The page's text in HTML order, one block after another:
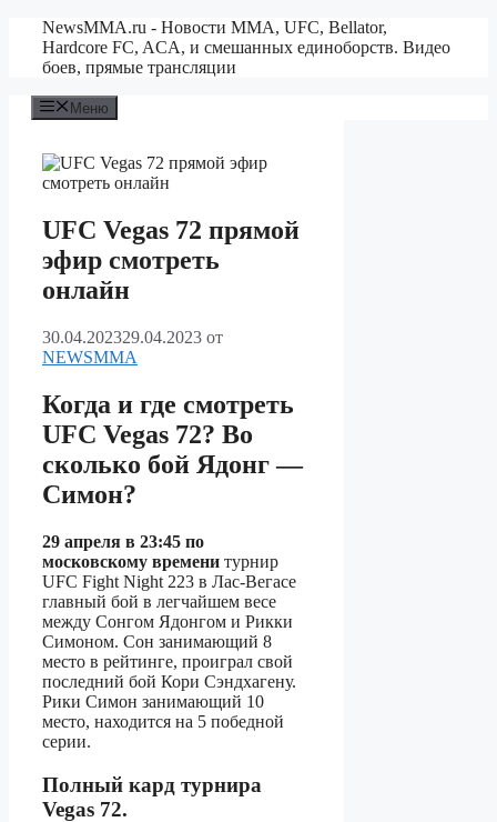
Перейти
содержимому
NewsMMA.ru - Новости ММА, UFC, Bellator,
Hardcore FC, ACA, и смешанных единоборств. Видео
боев, прямые трансляции
Меню
UFC Vegas 72 прямой
эфир смотреть
онлайн
30.04.202329.04.2023 от
NEWSMMA
Когда и где смотреть
UFC Vegas 72? Во
сколько бой Ядонг —
Симон?
29 апреля в 23:45 по
московскому времени турнир
UFC Fight Night 223 в Лас-Вегасе
главный бой в легчайшем весе
между Сонгом Ядонгом и Рикки
Симоном. Сон занимающий 8
место в рейтинге, проиграл свой
последний бой Кори Сэндхагену.
Рики Симон занимающий 10
место, находится на 5 победной
серии.
Полный кард турнира
Vegas 72.